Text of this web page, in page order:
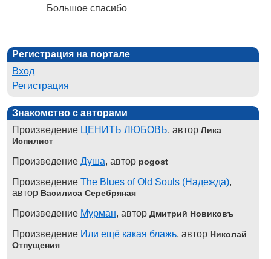
Большое спасибо
Регистрация на портале
Вход
Регистрация
Знакомство с авторами
Произведение ЦЕНИТЬ ЛЮБОВЬ, автор Лика
Испилист
Произведение Душа, автор pogost
Произведение The Blues of Old Souls (Надежда),
автор Василиса Серебряная
Произведение Мурман, автор Дмитрий Новиковъ
Произведение Или ещё какая блажь, автор Николай
Отпущения